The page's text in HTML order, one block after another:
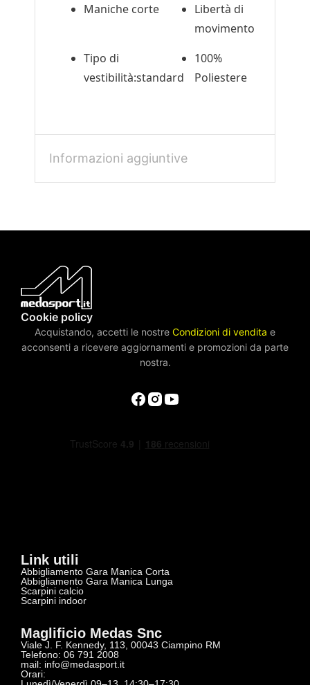
Maniche corte
Libertà di
movimento
Tipo di
vestibilità:standard
100%
Poliestere
Informazioni aggiuntive
Cookie policy
Acquistando, accetti le nostre Condizioni di vendita e
acconsenti a ricevere aggiornamenti e promozioni da parte
nostra.
Link utili
Abbigliamento Gara Manica Corta
Abbigliamento Gara Manica Lunga
Scarpini calcio
Scarpini indoor
Maglificio Medas Snc
Viale J. F. Kennedy, 113, 00043 Ciampino RM
Telefono: 06 791 2008
mail: info@medasport.it
Orari: